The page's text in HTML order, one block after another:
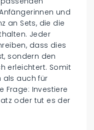
und
an Sets, die die
Jeder
dass dies
sondern den
erleichtert. Somit
als auch für
Frage: Investiere
oder tut es der